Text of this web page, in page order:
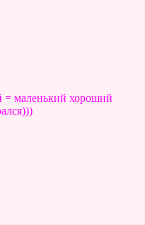
маленький хороший